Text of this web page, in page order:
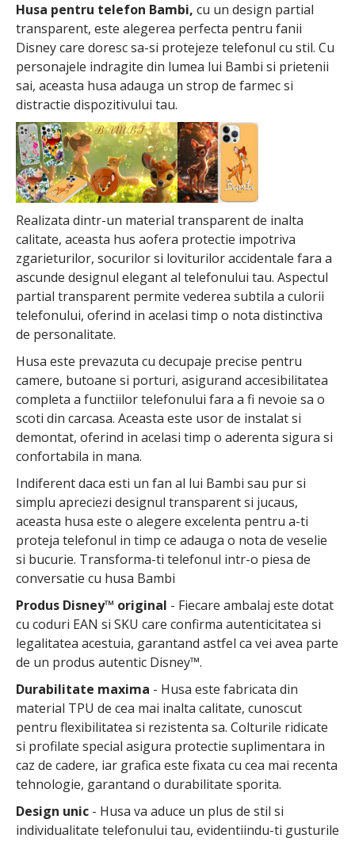
Husa pentru telefon Bambi, cu un design partial
transparent, este alegerea perfecta pentru fanii
Disney care doresc sa-si protejeze telefonul cu stil. Cu
personajele indragite din lumea lui Bambi si prietenii
sai, aceasta husa adauga un strop de farmec si
distractie dispozitivului tau.
Realizata dintr-un material transparent de inalta
calitate, aceasta hus aofera protectie impotriva
zgarieturilor, socurilor si loviturilor accidentale fara a
ascunde designul elegant al telefonului tau. Aspectul
partial transparent permite vederea subtila a culorii
telefonului, oferind in acelasi timp o nota distinctiva
de personalitate.
Husa este prevazuta cu decupaje precise pentru
camere, butoane si porturi, asigurand accesibilitatea
completa a functiilor telefonului fara a fi nevoie sa o
scoti din carcasa. Aceasta este usor de instalat si
demontat, oferind in acelasi timp o aderenta sigura si
confortabila in mana.
Indiferent daca esti un fan al lui Bambi sau pur si
simplu apreciezi designul transparent si jucaus,
aceasta husa este o alegere excelenta pentru a-ti
proteja telefonul in timp ce adauga o nota de veselie
si bucurie. Transforma-ti telefonul intr-o piesa de
conversatie cu husa Bambi
Produs Disney™ original - Fiecare ambalaj este dotat
cu coduri EAN si SKU care confirma autenticitatea si
legalitatea acestuia, garantand astfel ca vei avea parte
de un produs autentic Disney™.
Durabilitate maxima - Husa este fabricata din
material TPU de cea mai inalta calitate, cunoscut
pentru flexibilitatea si rezistenta sa. Colturile ridicate
si profilate special asigura protectie suplimentara in
caz de cadere, iar grafica este fixata cu cea mai recenta
tehnologie, garantand o durabilitate sporita.
Design unic - Husa va aduce un plus de stil si
individualitate telefonului tau, evidentiindu-ti gusturile